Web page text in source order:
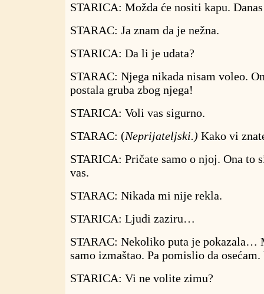
STARICA: Možda će nositi kapu.
STARAC: Ja znam da je nežna.
STARICA: Da li je udata?
STARAC: Njega nikada nisam voleo.
postala gruba zbog njega!
STARICA: Voli vas sigurno.
STARAC: (Neprijateljski.) Kako vi
STARICA: Pričate samo o njoj. Ona to
vas.
STARAC: Nikada mi nije rekla.
STARICA: Ljudi zaziru…
STARAC: Nekoliko puta je pokazala…
samo izmaštao. Pa pomislio da
STARICA: Vi ne volite zimu?